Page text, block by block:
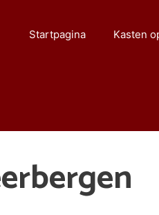
Startpagina Kasten